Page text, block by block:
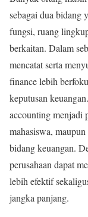
sebagai dua bidang
fungsi, ruang
berkaitan. Dalam
mencatat serta
finance lebih
keputusan
accounting menjadi
mahasiswa,
bidang keuangan.
perusahaan dapat
lebih efektif
jangka panjang.